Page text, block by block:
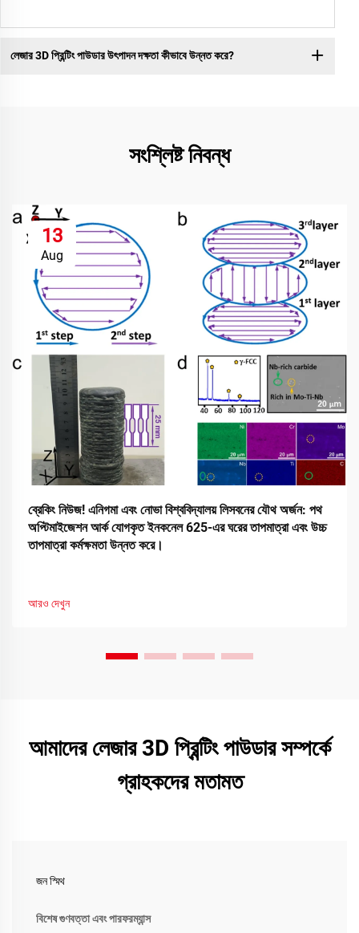
লেজার 3D প্রিন্টিং পাউডার উৎপাদন দক্ষতা কীভাবে উন্নত করে?
সংশ্লিষ্ট নিবন্ধ
13
Aug
ব্রেকিং নিউজ! এনিগমা এবং নোভা বিশ্ববিদ্যালয় লিসবনের যৌথ অর্জন: পথ
অপ্টিমাইজেশন আর্ক যোগকৃত ইনকনেল 625-এর ঘরের তাপমাত্রা এবং উচ্চ
তাপমাত্রা কর্মক্ষমতা উন্নত করে।
আরও দেখুন
আমাদের লেজার 3D প্রিন্টিং পাউডার সম্পর্কে
গ্রাহকদের মতামত
জন স্মিথ
বিশেষ গুণবত্তা এবং পারফরম্যান্স